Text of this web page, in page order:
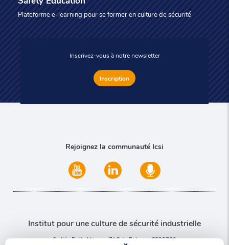
Plateforme e-learning pour se former en culture de sécurité
Inscrivez-vous à notre newsletter
Inscription
Rejoignez la communauté Icsi
Institut pour une culture de sécurité industrielle
6 allée Emile Monso - ZAC du Palays - CS22760